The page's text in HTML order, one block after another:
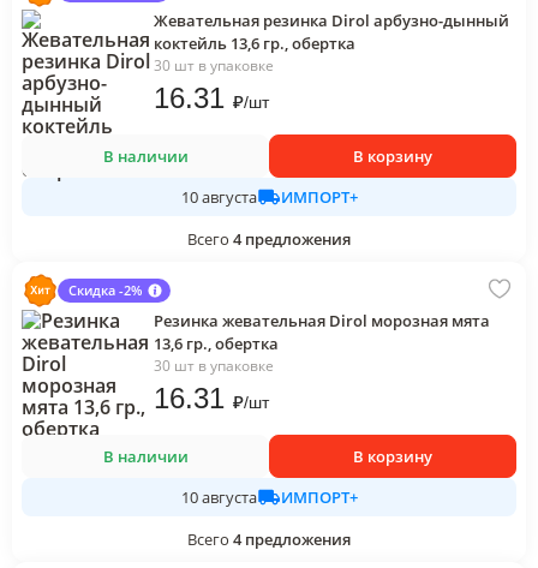
Жевательная резинка Dirol арбузно-дынный
коктейль 13,6 гр., обертка
30 шт в упаковке
16.31 ₽/шт
В наличии
В корзину
10 августа
ИМПОРТ+
Всего 4 предложения
Скидка -2%
Резинка жевательная Dirol морозная мята
13,6 гр., обертка
30 шт в упаковке
16.31 ₽/шт
В наличии
В корзину
10 августа
ИМПОРТ+
Всего 4 предложения